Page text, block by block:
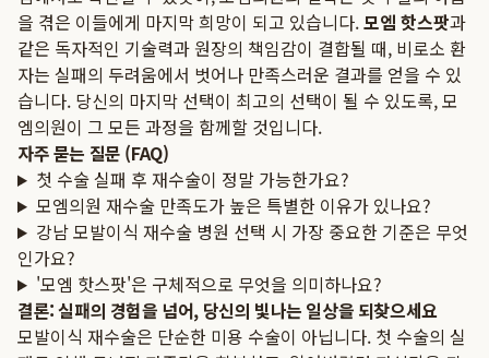
을 겪은 이들에게 마지막 희망이 되고 있습니다.모엠 핫스팟과
같은 독자적인 기술력과 원장의 책임감이 결합될 때, 비로소 환
자는 실패의 두려움에서 벗어나 만족스러운 결과를 얻을 수 있
습니다. 당신의 마지막 선택이 최고의 선택이 될 수 있도록, 모
엠의원이 그 모든 과정을 함께할 것입니다.
자주 묻는 질문 (FAQ)
첫 수술 실패 후 재수술이 정말 가능한가요?
모엠의원 재수술 만족도가 높은 특별한 이유가 있나요?
강남 모발이식 재수술 병원 선택 시 가장 중요한 기준은 무엇
인가요?
'모엠 핫스팟'은 구체적으로 무엇을 의미하나요?
결론: 실패의 경험을 넘어, 당신의 빛나는 일상을 되찾으세요
모발이식 재수술은 단순한 미용 수술이 아닙니다. 첫 수술의 실